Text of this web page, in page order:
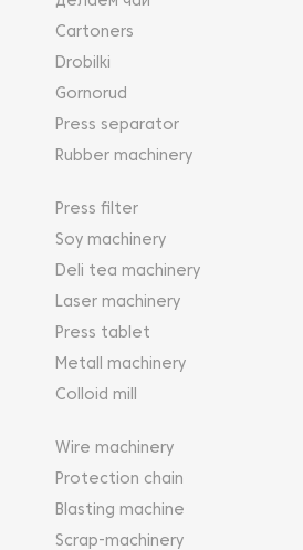
Cartoners
Drobilki
Gornorud
Press separator
Rubber machinery
Press filter
Soy machinery
Deli tea machinery
Laser machinery
Press tablet
Metall machinery
Colloid mill
Wire machinery
Protection chain
Blasting machine
Scrap-machinery